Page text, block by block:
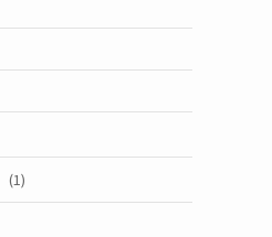
(1)